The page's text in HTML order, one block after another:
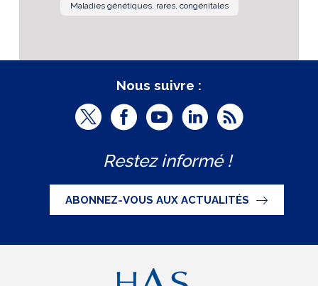
Maladies génétiques, rares, congénitales
Nous suivre :
T
i
t
t
e
F
c
e
b
o
o
Y
u
t
u
b
e
L
n
k
e
d
R
Restez informé !
ABONNEZ-VOUS AUX ACTUALITÉS